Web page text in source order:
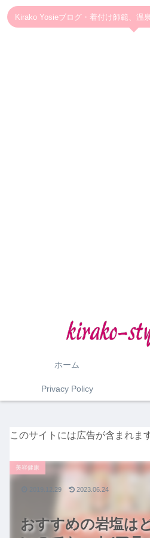
Kirako Yosieブログ・着付け師範、温
ホーム
Privacy Policy
このサイトには広告が含まれます
おすすめの岩塩は
美容健康
2019.12.29 2023.06.24